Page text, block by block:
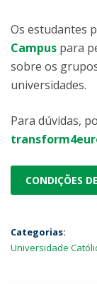
Os estudantes
Campus para
sobre os
universidades.
Para dúvidas,
CONDIÇÕES
Categorias:
Universidade